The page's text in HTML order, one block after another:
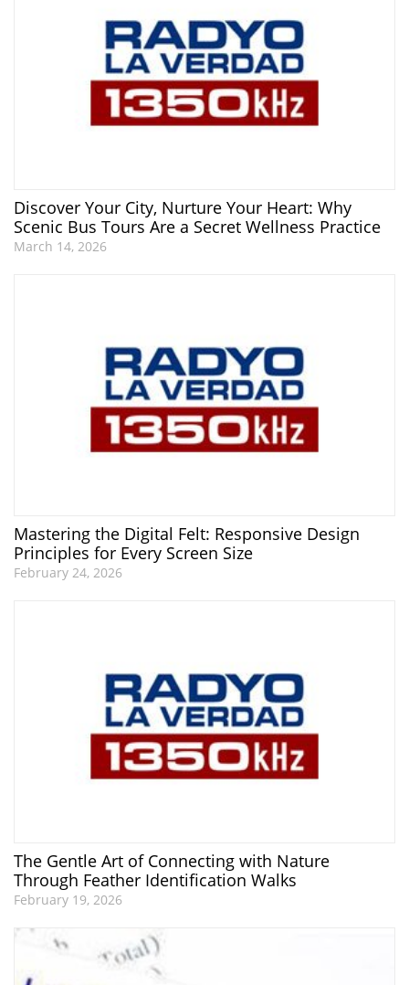
Discover Your City, Nurture Your Heart: Why
Scenic Bus Tours Are a Secret Wellness Practice
March 14, 2026
Mastering the Digital Felt: Responsive Design
Principles for Every Screen Size
February 24, 2026
The Gentle Art of Connecting with Nature
Through Feather Identification Walks
February 19, 2026